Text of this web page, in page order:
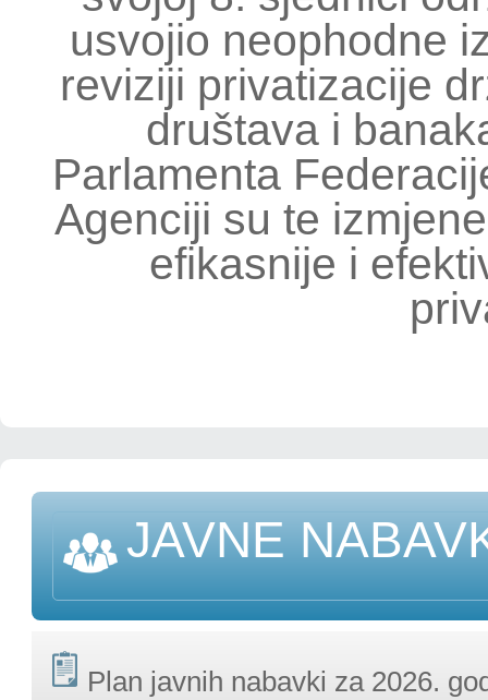
usvojio neophodne
reviziji privatizacije
društava i
Parlamenta
Agenciji su te
efikasnije i
JAVNE
Plan javnih nabavki za 2026.